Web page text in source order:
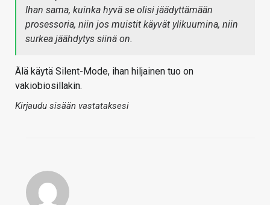
Ihan sama, kuinka hyvä se olisi jäädyttämään
prosessoria, niin jos muistit käyvät ylikuumina, niin
surkea jäähdytys siinä on.
Älä käytä Silent-Mode, ihan hiljainen tuo on
vakiobiosillakin.
Kirjaudu sisään vastataksesi